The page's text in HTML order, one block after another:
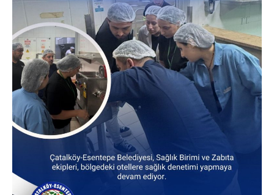
Posted by
murat.sozuak